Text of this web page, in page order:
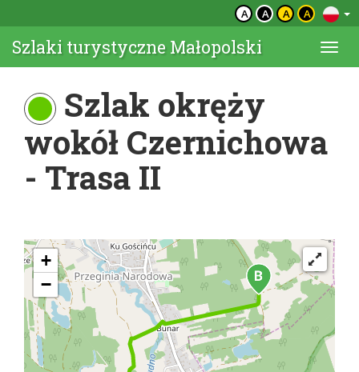
A A A A
Szlaki turystyczne Małopolski
Szlak okręży
wokół Czernichowa
- Trasa II
+
−